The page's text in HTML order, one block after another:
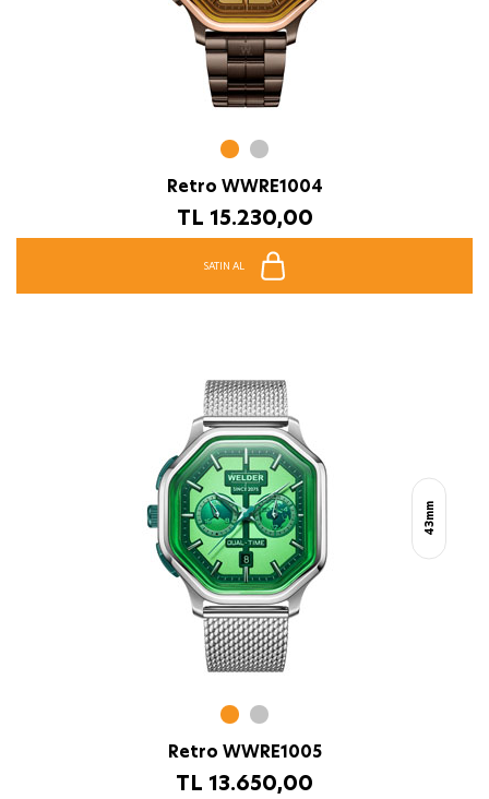
Retro WWRE1004
TL 15.230,00
SATIN AL
43mm
Retro WWRE1005
TL 13.650,00